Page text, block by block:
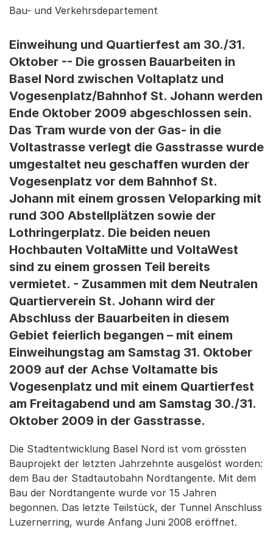
Bau- und Verkehrsdepartement
Einweihung und Quartierfest am 30./31.
Oktober -- Die grossen Bauarbeiten in
Basel Nord zwischen Voltaplatz und
Vogesenplatz/Bahnhof St. Johann werden
Ende Oktober 2009 abgeschlossen sein.
Das Tram wurde von der Gas- in die
Voltastrasse verlegt die Gasstrasse wurde
umgestaltet neu geschaffen wurden der
Vogesenplatz vor dem Bahnhof St.
Johann mit einem grossen Veloparking mit
rund 300 Abstellplätzen sowie der
Lothringerplatz. Die beiden neuen
Hochbauten VoltaMitte und VoltaWest
sind zu einem grossen Teil bereits
vermietet. - Zusammen mit dem Neutralen
Quartierverein St. Johann wird der
Abschluss der Bauarbeiten in diesem
Gebiet feierlich begangen – mit einem
Einweihungstag am Samstag 31. Oktober
2009 auf der Achse Voltamatte bis
Vogesenplatz und mit einem Quartierfest
am Freitagabend und am Samstag 30./31.
Oktober 2009 in der Gasstrasse.
Die Stadtentwicklung Basel Nord ist vom grössten
Bauprojekt der letzten Jahrzehnte ausgelöst worden:
dem Bau der Stadtautobahn Nordtangente. Mit dem
Bau der Nordtangente wurde vor 15 Jahren
begonnen. Das letzte Teilstück, der Tunnel Anschluss
Luzernerring, wurde Anfang Juni 2008 eröffnet.